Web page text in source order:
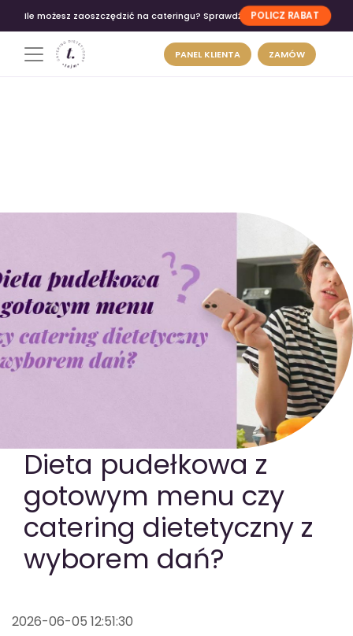
Ile możesz zaoszczędzić na cateringu? Sprawdź POLICZ RABAT
PANEL KLIENTA ZAMÓW
PAKIETY MEDYCZNE
Dieta pudełkowa z
gotowym menu czy
catering dietetyczny z
wyborem dań?
2026-06-05 12:51:30